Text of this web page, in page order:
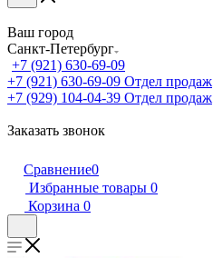
Ваш город
Санкт-Петербург
+7 (921) 630-69-09
+7 (921) 630-69-09 Отдел продаж
+7 (929) 104-04-39 Отдел продаж
Заказать звонок
Сравнение0
Избранные товары 0
Корзина 0